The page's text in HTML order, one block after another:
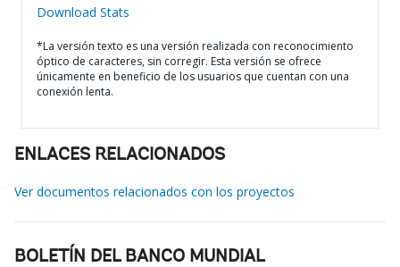
Download Stats
*La versión texto es una versión realizada con reconocimiento
óptico de caracteres, sin corregir. Esta versión se ofrece
únicamente en beneficio de los usuarios que cuentan con una
conexión lenta.
ENLACES RELACIONADOS
Ver documentos relacionados con los proyectos
BOLETÍN DEL BANCO MUNDIAL